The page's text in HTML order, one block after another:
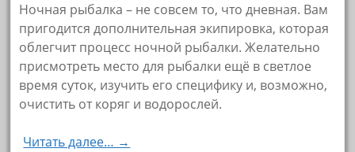
Ночная рыбалка – не совсем то, что дневная. Вам
пригодится дополнительная экипировка, которая
облегчит процесс ночной рыбалки. Желательно
присмотреть место для рыбалки ещё в светлое
время суток, изучить его специфику и, возможно,
очистить от коряг и водорослей.
Читать далее… →